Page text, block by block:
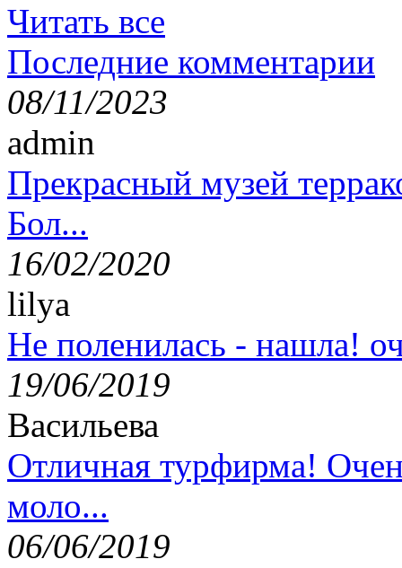
Читать все
Последние комментарии
08/11/2023
admin
Прекрасный музей
Бол...
16/02/2020
lilya
Не поленилась - нашла!
19/06/2019
Васильева
Отличная турфирма!
моло...
06/06/2019